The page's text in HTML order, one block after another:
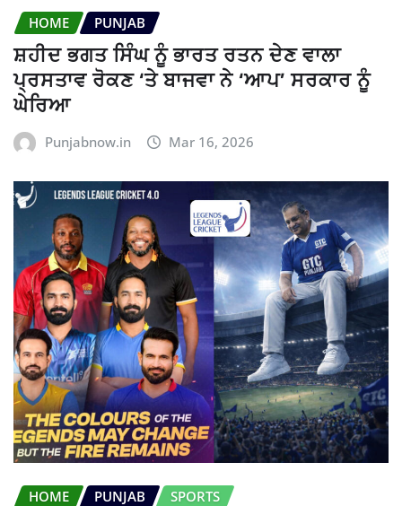
HOME PUNJAB
ਸ਼ਹੀਦ ਭਗਤ ਸਿੰਘ ਨੂੰ ਭਾਰਤ ਰਤਨ ਦੇਣ ਵਾਲਾ
ਪ੍ਰਸਤਾਵ ਰੋਕਣ ‘ਤੇ ਬਾਜਵਾ ਨੇ ‘ਆਪ’ ਸਰਕਾਰ ਨੂੰ
ਘੇਰਿਆ
Punjabnow.in Mar 16, 2026
HOME PUNJAB SPORTS